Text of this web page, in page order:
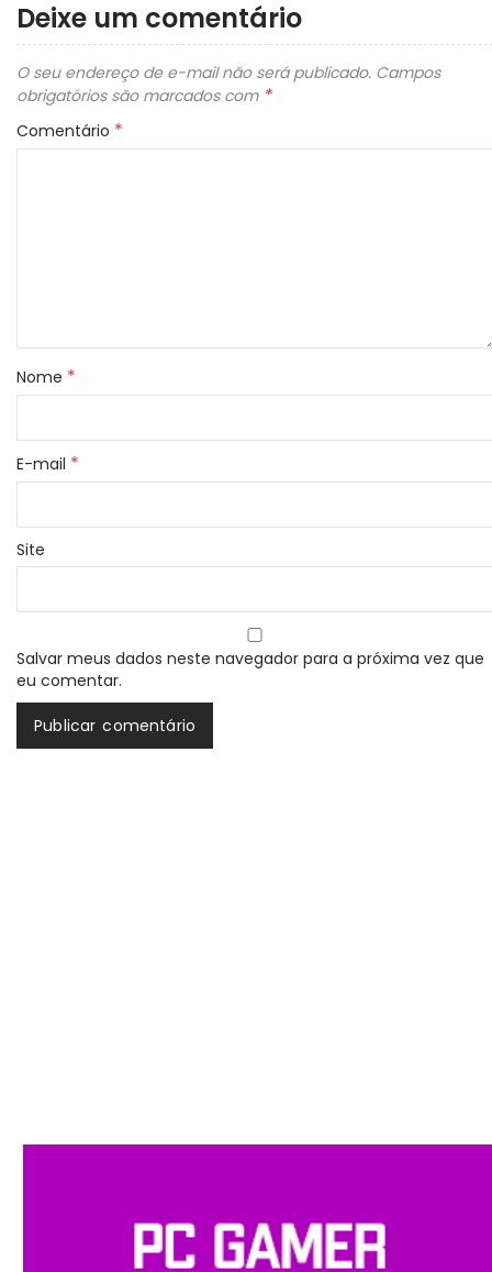
Deixe um comentário
O seu endereço de e-mail não será publicado. Campos
obrigatórios são marcados com *
Comentário *
Nome *
E-mail *
Site
Salvar meus dados neste navegador para a próxima vez que
eu comentar.